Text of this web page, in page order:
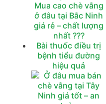
Mua cao chè vằng
ở đâu tại Bắc Ninh
giá rẻ – chất lượng
nhất ???
Bài thuốc điều trị
bệnh tiểu đường
hiệu quả